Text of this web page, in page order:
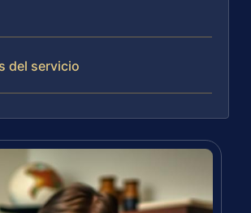
del servicio